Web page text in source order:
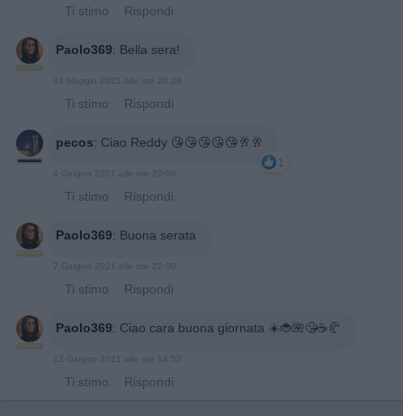
· Ti stimo · Rispondi
Paolo369: Bella sera!
31 Maggio 2021 alle ore 20:28
· Ti stimo · Rispondi
pecos: Ciao Reddy 😘😘😘😘😘🥂🥂
1
4 Giugno 2021 alle ore 20:06
· Ti stimo · Rispondi
Paolo369: Buona serata
7 Giugno 2021 alle ore 22:00
· Ti stimo · Rispondi
Paolo369: Ciao cara buona giornata ☀️🐞🌺😘☕🥐
12 Giugno 2021 alle ore 14:52
· Ti stimo · Rispondi